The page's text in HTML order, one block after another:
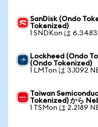
SanDisk (Ondo
Tokenized)
1 SNDKon は
Lockheed (Ondo
(Ondo Tokenized)
1 LMTon は 3.1092
Taiwan
Tokenized) から
1 TSMon は 2.2189